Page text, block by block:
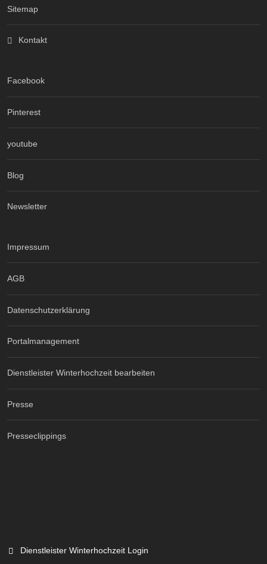
Sitemap
Kontakt
Facebook
Pinterest
youtube
Blog
Newsletter
Impressum
AGB
Datenschutzerklärung
Portalmanagement
Dienstleister Winterhochzeit bearbeiten
Presse
Presseclippings
Dienstleister Winterhochzeit Login